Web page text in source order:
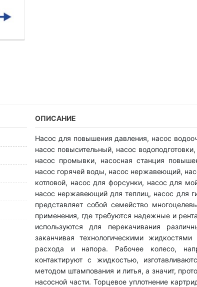
ОПИСАНИЕ
Насос для повышения давления, насос
насос повысительный, насос
насос промывки, насосная станция
насос горячей воды, насос нержавеющий,
котловой, насос для форсунки, насос для
насос нержавеющий для теплиц, насос для
представляет собой семейство
применения, где требуются надежные и
используются для перекачивания
заканчивая технологическими
расхода и напора. Рабочее колесо,
контактируют с жидкостью,
методом штампования и литья, а значит,
насосной части. Торцевое уплотнение